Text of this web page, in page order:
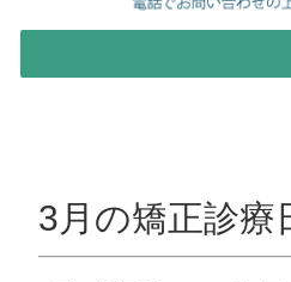
キ
3月の矯正診療